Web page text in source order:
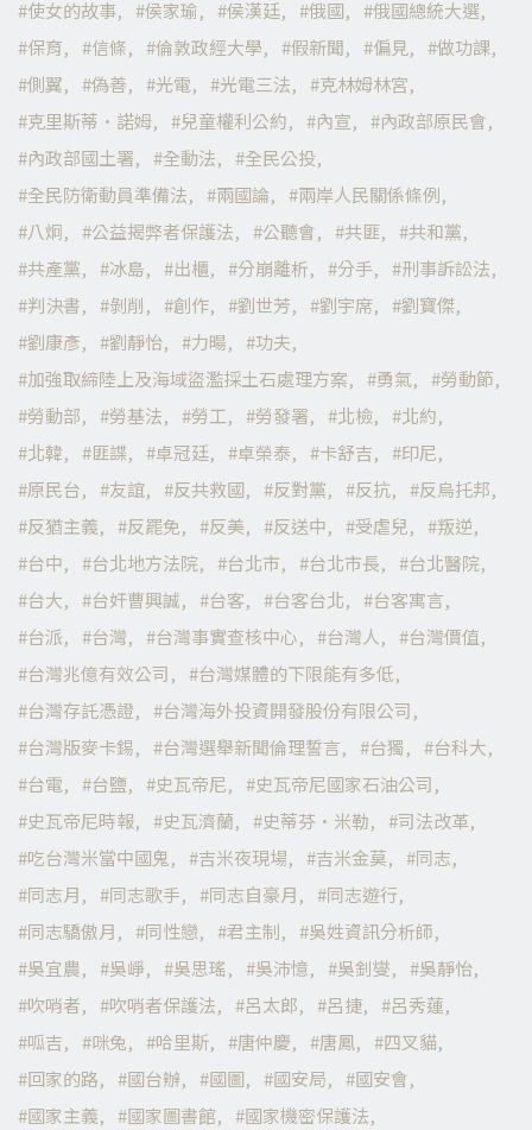
使女的故事
侯家瑜 侯漢廷 俄國
俄國總統大選
保育
信條 倫敦政經大學 假新聞 偏見
做功課
側翼
偽善 光電 光電三法
克林姆林宮
克里斯蒂·諾姆
兒童權利公約 內宣
內政部原民會
內政部國土署
全動法
全民公投
全民防衛動員準備法
兩國論
兩岸人民關係條例
八炯
公益揭弊者保護法 公聽會 共匪
共和黨
共產黨
冰島 出櫃 分崩離析 分手
刑事訴訟法
判決書
剝削 創作 劉世芳 劉宇席
劉寶傑
劉康彥
劉靜怡 力暘
功夫
加強取締陸上及海域盜濫採土石處理方案
勇氣
勞動節
勞動部
勞基法 勞工 勞發署 北檢
北約
北韓
匪諜 卓冠廷 卓榮泰 卡舒吉
印尼
原民台
友誼 反共救國 反對黨 反抗
反烏托邦
反猶主義
反罷免 反美 反送中 受虐兒
叛逆
台中
台北地方法院 台北市 台北市長
台北醫院
台大
台奸曹興誠 台客 台客台北
台客寓言
台派
台灣 台灣事實查核中心 台灣人
台灣價值
台灣兆億有效公司
台灣媒體的下限能有多低
台灣存託憑證
台灣海外投資開發股份有限公司
台灣版麥卡錫
台灣選舉新聞倫理誓言 台獨
台科大
台電
台鹽 史瓦帝尼
史瓦帝尼國家石油公司
史瓦帝尼時報
史瓦濟蘭 史蒂芬·米勒
司法改革
吃台灣米當中國鬼
吉米夜現場 吉米金莫
同志
同志月
同志歌手 同志自豪月
同志遊行
同志驕傲月
同性戀 君主制
吳姓資訊分析師
吳宜農
吳崢 吳思瑤 吳沛憶 吳釗燮
吳靜怡
吹哨者
吹哨者保護法 呂太郎 呂捷
呂秀蓮
呱吉
咪兔 哈里斯 唐仲慶 唐鳳
四叉貓
回家的路
國台辦 國圖 國安局
國安會
國家主義
國家圖書館 國家機密保護法